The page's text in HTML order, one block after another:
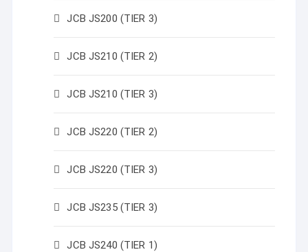
JCB JS200 (TIER 3)
JCB JS210 (TIER 2)
JCB JS210 (TIER 3)
JCB JS220 (TIER 2)
JCB JS220 (TIER 3)
JCB JS235 (TIER 3)
JCB JS240 (TIER 1)